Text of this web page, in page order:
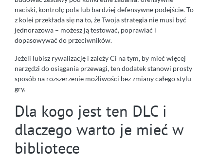
naciski, kontrolę pola lub bardziej defensywne podejście. To
z kolei przekłada się na to, że Twoja strategia nie musi być
jednorazowa – możesz ją testować, poprawiać i
dopasowywać do przeciwników.
Jeżeli lubisz rywalizację i zależy Ci na tym, by mieć więcej
narzędzi do osiągania przewagi, ten dodatek stanowi prosty
sposób na rozszerzenie możliwości bez zmiany całego stylu
gry.
Dla kogo jest ten DLC i
dlaczego warto je mieć w
bibliotece